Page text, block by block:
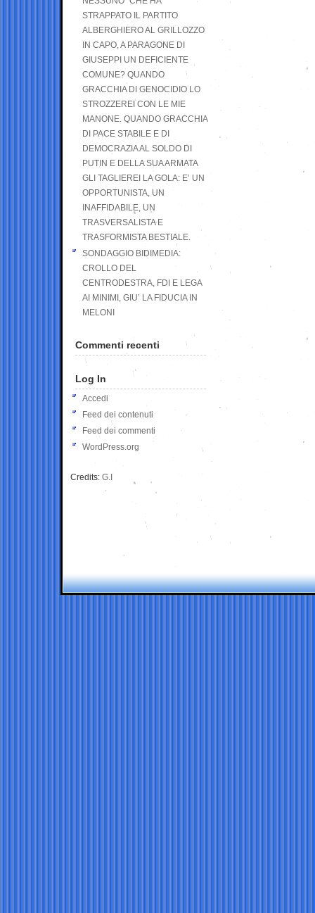
STRAPPATO IL PARTITO
ALBERGHIERO AL GRILLOZZO
IN CAPO, A PARAGONE DI
GIUSEPPI UN DEFICIENTE
COMUNE? QUANDO
GRACCHIA DI GENOCIDIO LO
STROZZEREI CON LE MIE
MANONE. QUANDO GRACCHIA
DI PACE STABILE E DI
DEMOCRAZIA AL SOLDO DI
PUTIN E DELLA SUA ARMATA
GLI TAGLIEREI LA GOLA: E’ UN
OPPORTUNISTA, UN
INAFFIDABILE, UN
TRASVERSALISTA E
TRASFORMISTA BESTIALE.
SONDAGGIO BIDIMEDIA:
CROLLO DEL
CENTRODESTRA, FDI E LEGA
AI MINIMI, GIU’ LA FIDUCIA IN
MELONI
Commenti recenti
Log In
Accedi
Feed dei contenuti
Feed dei commenti
WordPress.org
Credits: G.I